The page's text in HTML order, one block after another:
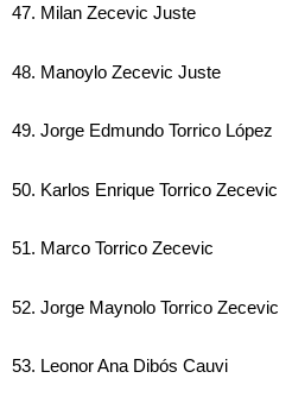
47. Milan Zecevic Juste
48. Manoylo Zecevic Juste
49. Jorge Edmundo Torrico López
50. Karlos Enrique Torrico Zecevic
51. Marco Torrico Zecevic
52. Jorge Maynolo Torrico Zecevic
53. Leonor Ana Dibós Cauvi